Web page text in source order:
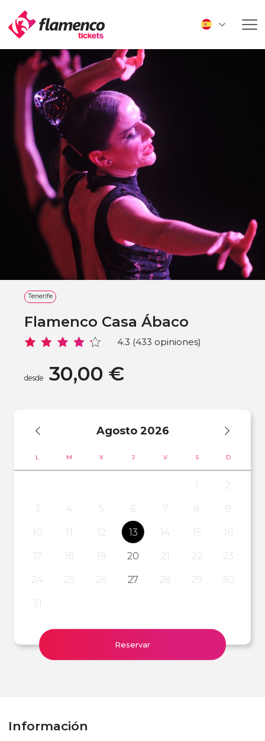
Tenerife
Flamenco Casa Ábaco
4.3 (433 opiniones)
desde 30,00 €
Agosto 2026
L M X J V S D
1
2
3
4 5 6 7 8
9
10
11 12 13 14 15
16
17
18 19 20 21 22
23
24
25 26 27 28 29
30
31
Reservar
Información